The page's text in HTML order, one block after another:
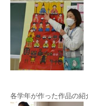
こ、子ぶた）になりき
ました。
各学年が作った作品の紹